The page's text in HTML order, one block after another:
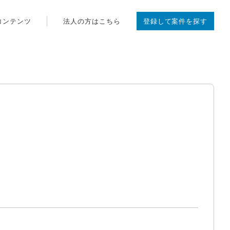
ンテンツ 法人の方はこちら 登録して案件を探す